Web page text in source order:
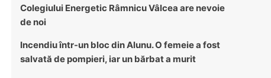
Colegiului Energetic Râmnicu Vâlcea are nevoie
de noi
Incendiu într-un bloc din Alunu. O femeie a fost
salvată de pompieri, iar un bărbat a murit